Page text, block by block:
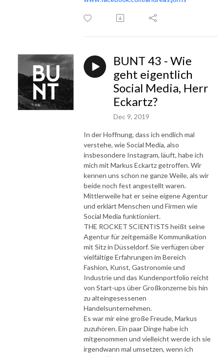
BUNT 43 - Wie
geht eigentlich
Social Media, Herr
Eckartz?
Dec 9, 2019
In der Hoffnung, dass ich endlich mal
verstehe, wie Social Media, also
insbesondere Instagram, läuft, habe ich
mich mit Markus Eckartz getroffen. Wir
kennen uns schon ne ganze Weile, als wir
beide noch fest angestellt waren.
Mittlerweile hat er seine eigene Agentur
und erklärt Menschen und Firmen wie
Social Media funktioniert.
THE ROCKET SCIENTISTS heißt seine
Agentur für zeitgemäße Kommunikation
mit Sitz in Düsseldorf. Sie verfügen über
vielfältige Erfahrungen im Bereich
Fashion, Kunst, Gastronomie und
Industrie und das Kundenportfolio reicht
von Start-ups über Großkonzerne bis hin
zu alteingesessenen
Handelsunternehmen.
Es war mir eine große Freude, Markus
zuzuhören. Ein paar Dinge habe ich
mitgenommen und vielleicht werde ich sie
irgendwann mal umsetzen, wenn ich